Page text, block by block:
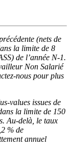
(nets de
la limite de 8
de l’année N-1.
Non Salarié
nous pour plus
values issues de
la limite de 150
Au-delà, le taux
% de
annuel